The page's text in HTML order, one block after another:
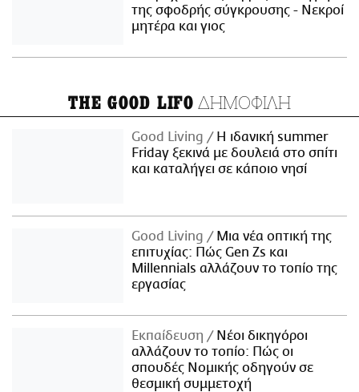
της σφοδρής σύγκρουσης - Νεκροί
μητέρα και γιος
THE GOOD LIFO ΔΗΜΟΦΙΛΗ
Good Living
Η ιδανική summer
Friday ξεκινά με δουλειά στο σπίτι
και καταλήγει σε κάποιο νησί
Good Living
Μια νέα οπτική της
επιτυχίας: Πώς Gen Zs και
Millennials αλλάζουν το τοπίο της
εργασίας
Εκπαίδευση
Νέοι δικηγόροι
αλλάζουν το τοπίο: Πώς οι
σπουδές Νομικής οδηγούν σε
θεσμική συμμετοχή